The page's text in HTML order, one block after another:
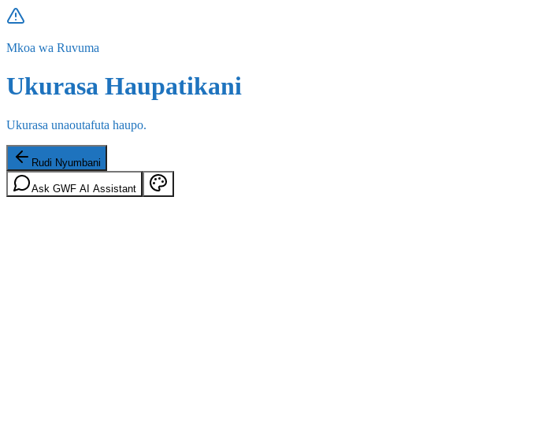
Mkoa wa Ruvuma
Ukurasa Haupatikani
Ukurasa unaoutafuta haupo.
Rudi Nyumbani
Ask GWF AI Assistant